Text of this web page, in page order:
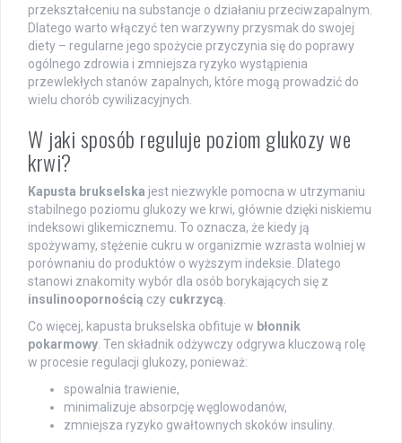
przekształceniu na substancje o działaniu przeciwzapalnym.
Dlatego warto włączyć ten warzywny przysmak do swojej
diety – regularne jego spożycie przyczynia się do poprawy
ogólnego zdrowia i zmniejsza ryzyko wystąpienia
przewlekłych stanów zapalnych, które mogą prowadzić do
wielu chorób cywilizacyjnych.
W jaki sposób reguluje poziom glukozy we
krwi?
Kapusta brukselska jest niezwykle pomocna w utrzymaniu
stabilnego poziomu glukozy we krwi, głównie dzięki niskiemu
indeksowi glikemicznemu. To oznacza, że kiedy ją
spożywamy, stężenie cukru w organizmie wzrasta wolniej w
porównaniu do produktów o wyższym indeksie. Dlatego
stanowi znakomity wybór dla osób borykających się z
insulinoopornością czy cukrzycą
Co więcej, kapusta brukselska obfituje w błonnik
pokarmowy . Ten składnik odżywczy odgrywa kluczową rolę
w procesie regulacji glukozy, ponieważ:
spowalnia trawienie,
minimalizuje absorpcję węglowodanów,
zmniejsza ryzyko gwałtownych skoków insuliny.